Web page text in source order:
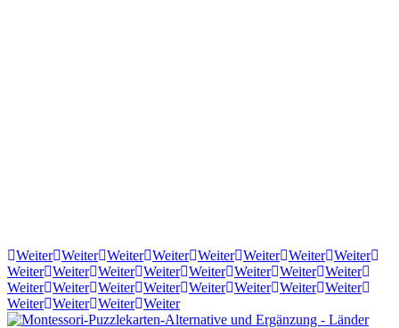
Weiter Weiter Weiter Weiter Weiter Weiter Weiter Weiter
Weiter Weiter Weiter Weiter Weiter Weiter Weiter Weiter
Weiter Weiter Weiter Weiter Weiter Weiter Weiter Weiter
Weiter Weiter Weiter Weiter